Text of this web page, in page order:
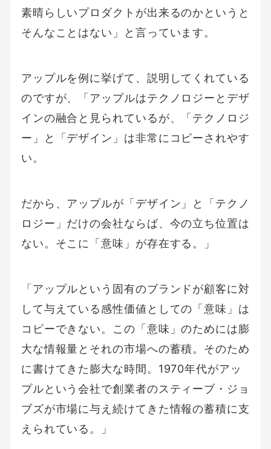
素晴らしいプロダクトが出来るのかというと
そんなことはない」と言っています。
アップルを例に挙げて、説明してくれている
のですが、「アップルはテクノロジーとデザ
インの融合と見られているが、「テクノロジ
ー」と「デザイン」は非常にコピーされやす
い。
だから、アップルが「デザイン」と「テクノ
ロジー」だけの会社ならば、今の立ち位置は
ない。そこに「意味」が存在する。」
「アップルという固有のブランドが顧客に対
して与えている感性価値としての「意味」は
コピーできない。この「意味」のためには膨
大な情報量とそれの市場への蓄積。そのため
に書けてきた膨大な時間。1970年代がアッ
プルという会社で創業者のスティーブ・ジョ
ブズが市場に与え続けてきた情報の蓄積に支
えられている。」